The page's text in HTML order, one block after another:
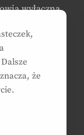
wyłączną
bez zgody
że